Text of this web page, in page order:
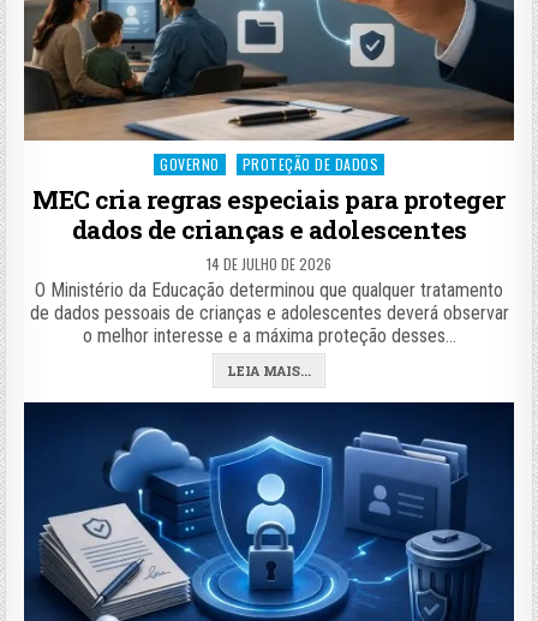
Posted
GOVERNO PROTEÇÃO DE DADOS
MEC cria regras especiais para proteger
dados de crianças e adolescentes
14 DE JULHO DE 2026
O Ministério da Educação determinou que qualquer tratamento
de dados pessoais de crianças e adolescentes deverá observar
o melhor interesse e a máxima proteção desses…
LEIA MAIS...